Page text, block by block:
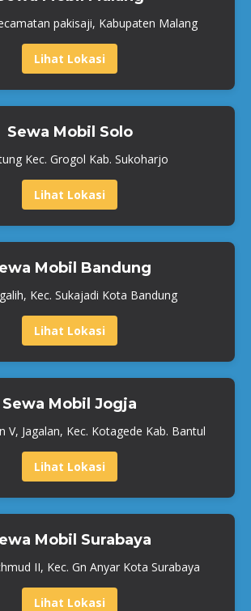
pakisaji, Kabupaten Malang
Lihat Lokasi
Sewa Mobil Solo
Kec. Grogol Kab. Sukoharjo
Lihat Lokasi
Mobil Bandung
Kec. Sukajadi Kota Bandung
Lihat Lokasi
Sewa Mobil Jogja
V, Jagalan, Kec. Kotagede Kab. Bantul
Lihat Lokasi
Mobil Surabaya
II, Kec. Gn Anyar Kota Surabaya
Lihat Lokasi